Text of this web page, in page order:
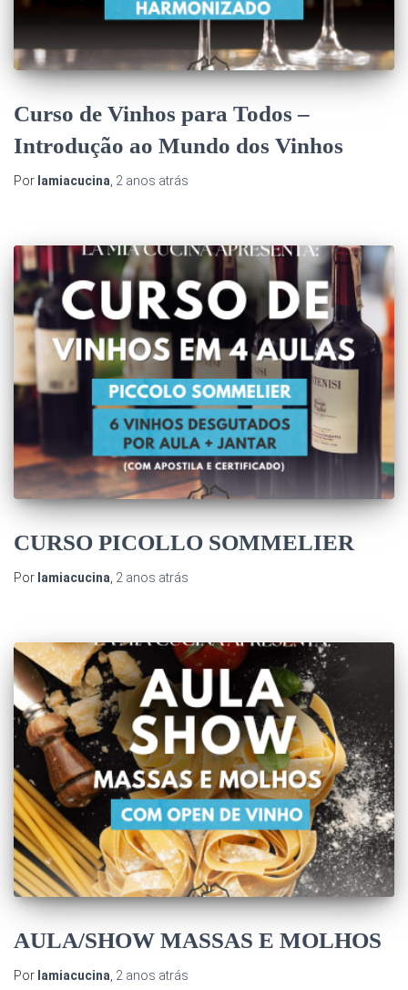
Curso de Vinhos para Todos –
Introdução ao Mundo dos Vinhos
Por lamiacucina 2 anos atrás
CURSO PICOLLO SOMMELIER
Por lamiacucina, 2 anos atrás
AULA/SHOW MASSAS E MOLHOS
Por lamiacucina 2 anos atrás